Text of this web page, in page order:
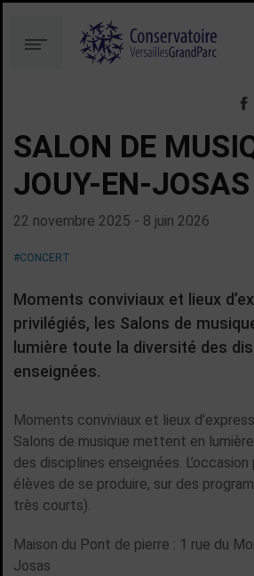
au
contenu
à
Menu
SALON DE
JOUY-EN-JOSAS
22 novembre 2025 - 8 juin 2026
#CONCERT
Moments conviviaux et lieux
privilégiés, les Salons de
lumière toute la diversité des
enseignées.
Moments conviviaux et lieux
Salons de musique mettent en
des disciplines enseignées.
élèves de se produire, sur des
très courts).
Maison du Pont de pierre : 1 rue du
Josas